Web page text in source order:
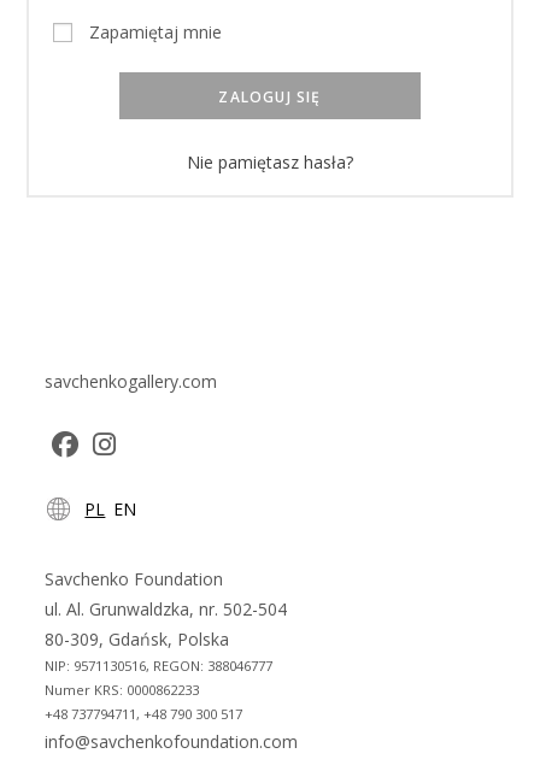
Zapamiętaj mnie
ZALOGUJ SIĘ
Nie pamiętasz hasła?
savchenkogallery.com
in
new
tab
in
new
tab
PL EN
Savchenko Foundation
ul. Al. Grunwaldzka, nr. 502-504
80-309, Gdańsk, Polska
NIP: 9571130516, REGON: 388046777
Numer KRS: 0000862233
+48 737794711, +48 790 300 517
info@savchenkofoundation.com